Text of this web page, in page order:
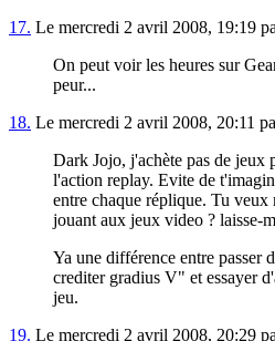
17. Le mercredi 2 avril 2008, 19:19
On peut voir les heures sur
peur...
18. Le mercredi 2 avril 2008, 20:11
Dark Jojo, j'achète pas de jeux
l'action replay. Evite de
entre chaque réplique. Tu
jouant aux jeux video ? laisse-
Ya une différence entre passer
crediter gradius V" et essayer
jeu.
19. Le mercredi 2 avril 2008, 20:29